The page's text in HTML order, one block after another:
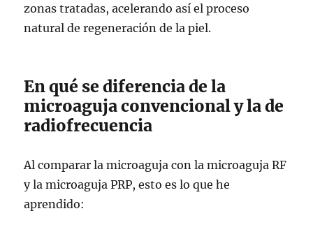
zonas tratadas, acelerando así el proceso
natural de regeneración de la piel.
En qué se diferencia de la
microaguja convencional y la de
radiofrecuencia
Al comparar la microaguja con la microaguja RF
y la microaguja PRP, esto es lo que he
aprendido: